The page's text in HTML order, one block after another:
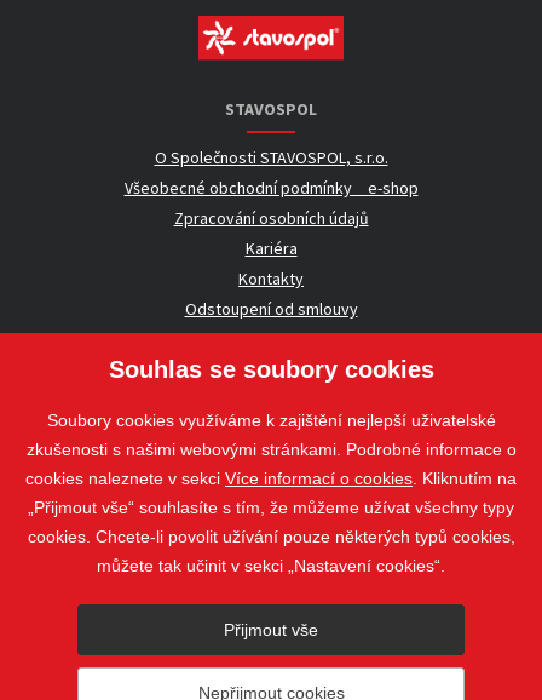
STAVOSPOL
O Společnosti STAVOSPOL, s.r.o.
Všeobecné obchodní podmínky _ e-shop
Zpracování osobních údajů
Kariéra
Kontakty
Odstoupení od smlouvy
UŽITEČNÉ INFORMACE
Nezávazná poptávka
Whistleblowing
Sledujte nás
nahoru
Souhlas se soubory cookies
Soubory cookies využíváme k zajištění nejlepší uživatelské
zkušenosti s našimi webovými stránkami. Podrobné informace o
cookies naleznete v sekci Více informací o cookies . Kliknutím na
„Přijmout vše“ souhlasíte s tím, že můžeme užívat všechny typy
cookies. Chcete-li povolit užívání pouze některých typů cookies,
můžete tak učinit v sekci „Nastavení cookies“.
Přijmout vše
Nepřijmout cookies